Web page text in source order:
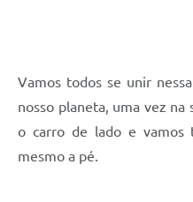
Vamos todos se unir
nosso planeta, uma vez na
o carro de lado e vamos
mesmo a pé.